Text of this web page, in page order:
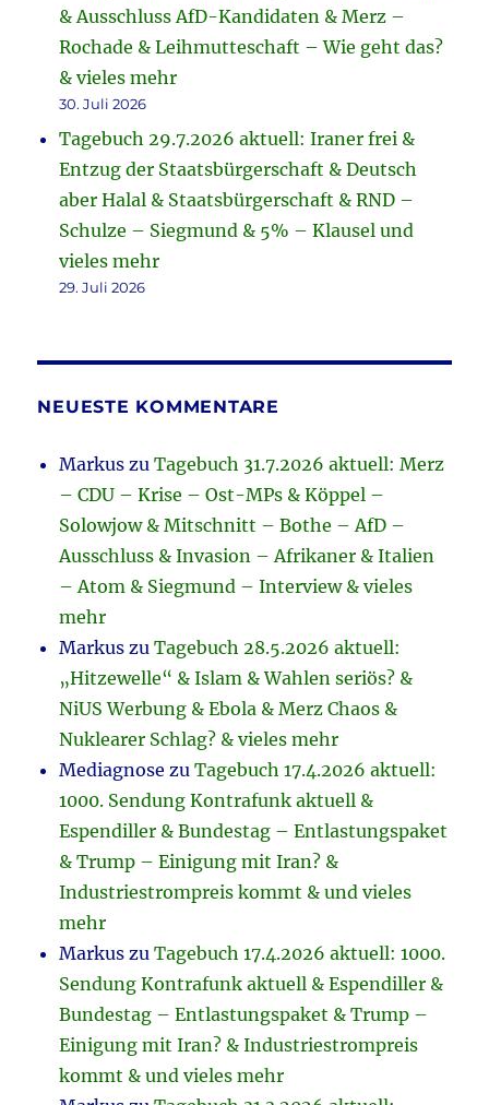
& Ausschluss AfD-Kandidaten & Merz –
Rochade & Leihmutteschaft – Wie geht das?
& vieles mehr
30. Juli 2026
Tagebuch 29.7.2026 aktuell: Iraner frei &
Entzug der Staatsbürgerschaft & Deutsch
aber Halal & Staatsbürgerschaft & RND –
Schulze – Siegmund & 5% – Klausel und
vieles mehr
29. Juli 2026
NEUESTE KOMMENTARE
Markus zuTagebuch 31.7.2026 aktuell: Merz
– CDU – Krise – Ost-MPs & Köppel –
Solowjow & Mitschnitt – Bothe – AfD –
Ausschluss & Invasion – Afrikaner & Italien
– Atom & Siegmund – Interview & vieles
mehr
Markus zuTagebuch 28.5.2026 aktuell:
„Hitzewelle“ & Islam & Wahlen seriös? &
NiUS Werbung & Ebola & Merz Chaos &
Nuklearer Schlag? & vieles mehr
Mediagnose zuTagebuch 17.4.2026 aktuell:
1000. Sendung Kontrafunk aktuell &
Espendiller & Bundestag – Entlastungspaket
& Trump – Einigung mit Iran? &
Industriestrompreis kommt & und vieles
mehr
Markus zuTagebuch 17.4.2026 aktuell: 1000.
Sendung Kontrafunk aktuell & Espendiller &
Bundestag – Entlastungspaket & Trump –
Einigung mit Iran? & Industriestrompreis
kommt & und vieles mehr